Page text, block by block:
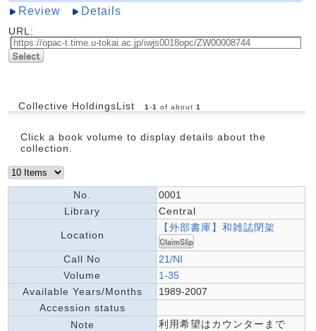
Review Details
URL:
Collective HoldingsList 1 -1 of about 1
Click a book volume to display details about the
collection.
No.
0001
Library
Central
Location
【外部書庫】和雑誌閉架
Call No
21/NI
Volume
1-35
Available Years/Months
1989-2007
Accession status
Note
利用希望はカウンターまで